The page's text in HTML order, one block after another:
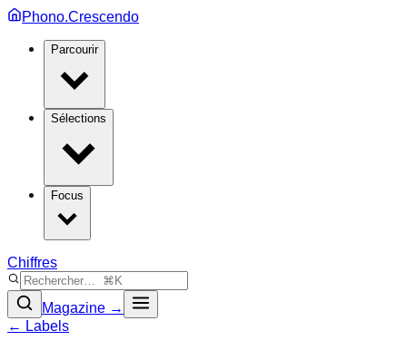
Phono.Crescendo
Parcourir
Sélections
Focus
Chiffres
Magazine →
← Labels